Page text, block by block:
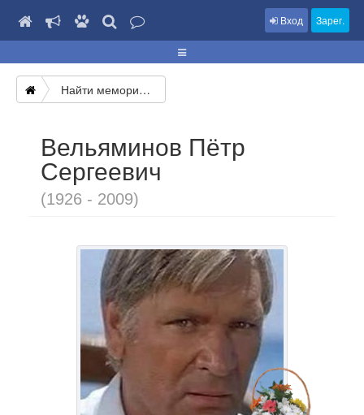
Вход Зарег.
Найти мемориал
Вельяминов Пётр
Сергеевич
(1926 - 2009)